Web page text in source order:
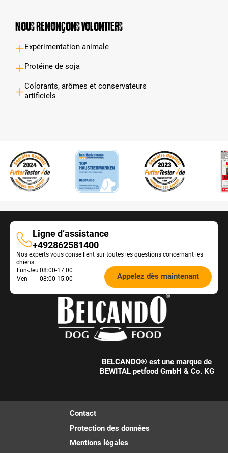
Nous renonçons volontiers
Expérimentation animale
Protéine de soja
Colorants, arômes et conservateurs
artificiels
Ligne d’assistance
Ligne
d’assistance
+492862581400
Nos experts vous conseillent sur toutes les questions concernant les
chiens.
Öffnungszeiten
Futterberatung:
Lun-Jeu 08:00-17:00
Ven
08:00-15:00 Appelez dès maintenant
BELCANDO® est une marque de
BEWITAL petfood GmbH & Co. KG
Contact
Protection des données
Mentions légales